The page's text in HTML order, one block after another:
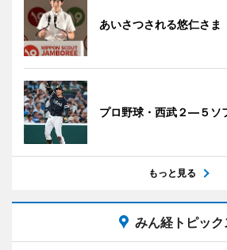
あいさつされる悠仁さま
プロ野球・西武２―５ソ
もっと見る
みん経トピック